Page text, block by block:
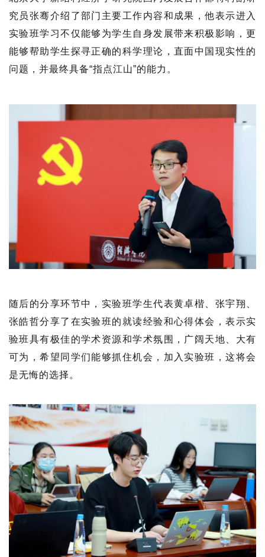
究员张骞介绍了部门主要工作内容和成果，他表示进入
实验班学习不仅能够为学生自身发展带来积极影响，更
能够帮助学生探寻正确的科学理论，直面中国现实性的
问题，并最终具备“指点江山”的能力。
随后的分享环节中，实验班学生代表黄卓楷、张宇翔、
张皓哲分享了在实验班的就读经验和心得体会，表示实
验班具有极佳的学术资源和学术氛围，广阔天地、大有
可为，希望同学们能够抓住机会，加入实验班，这将会
是无悔的选择。